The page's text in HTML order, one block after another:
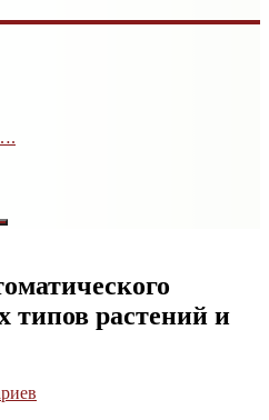
типов растений и